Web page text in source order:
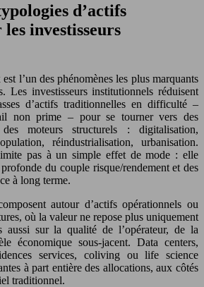
d’actifs
investisseurs
l’un des phénomènes les plus marquants
Les investisseurs institutionnels réduisent
d’actifs traditionnelles en difficulté –
non prime – pour se tourner vers des
moteurs structurels : digitalisation,
réindustrialisation, urbanisation.
pas à un simple effet de mode : elle
du couple risque/rendement et des
à long terme.
autour d’actifs opérationnels ou
où la valeur ne repose plus uniquement
aussi sur la qualité de l’opérateur, de la
économique sous-jacent. Data centers,
services, coliving ou life science
à part entière des allocations, aux côtés
traditionnel.